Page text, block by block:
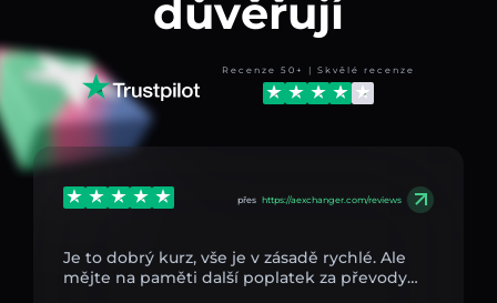
důvěřují
Recenze 50+ | Skvělé recenze
přes https://aexchanger.com/reviews
Je to dobrý kurz, vše je v zásadě rychlé. Ale
mějte na paměti další poplatek za převody…